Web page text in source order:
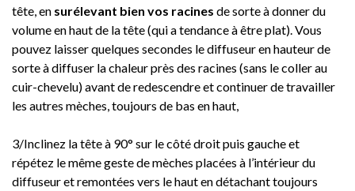
tête, en surélevant bien vos racines de sorte à donner du
volume en haut de la tête (qui a tendance à être plat). Vous
pouvez laisser quelques secondes le diffuseur en hauteur de
sorte à diffuser la chaleur près des racines (sans le coller au
cuir-chevelu) avant de redescendre et continuer de travailler
les autres mèches, toujours de bas en haut,
3/Inclinez la tête à 90° sur le côté droit puis gauche et
répétez le même geste de mèches placées à l’intérieur du
diffuseur et remontées vers le haut en détachant toujours